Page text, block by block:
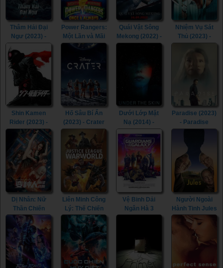
Thâm Hải Đại
Ngư (2023) -
Monster of The
Deep (2023)
Power Rangers:
Một Lần và Mãi
Mãi (2023) -
Power Rangers:
(2023)
Quái Vật Sông
Mekong (2022) -
The Lake (2022)
Nhiệm Vụ Sát
Thủ (2023) -
Assassin (2023)
Shin Kamen
Rider (2023) -
Shin Kamen
Rider (2023)
Hố Sâu Bí Ẩn
(2023) - Crater
(2023)
Dưới Lớp Mặt
Nạ (2014) -
Under the Skin
(2014)
Paradise (2023)
- Paradise
Dị Nhân: Nữ
Thần Chiến
Tranh (2022) -
Mutant: Ghost
War Girl (2022)
Liên Minh Công
Lý: Thế Chiến
(2023) - Justice
League:
Warworld (2023)
Vệ Binh Dải
Ngân Hà 3
Người Ngoài
Hành Tinh Jules
(2023) - Jules
(2023)